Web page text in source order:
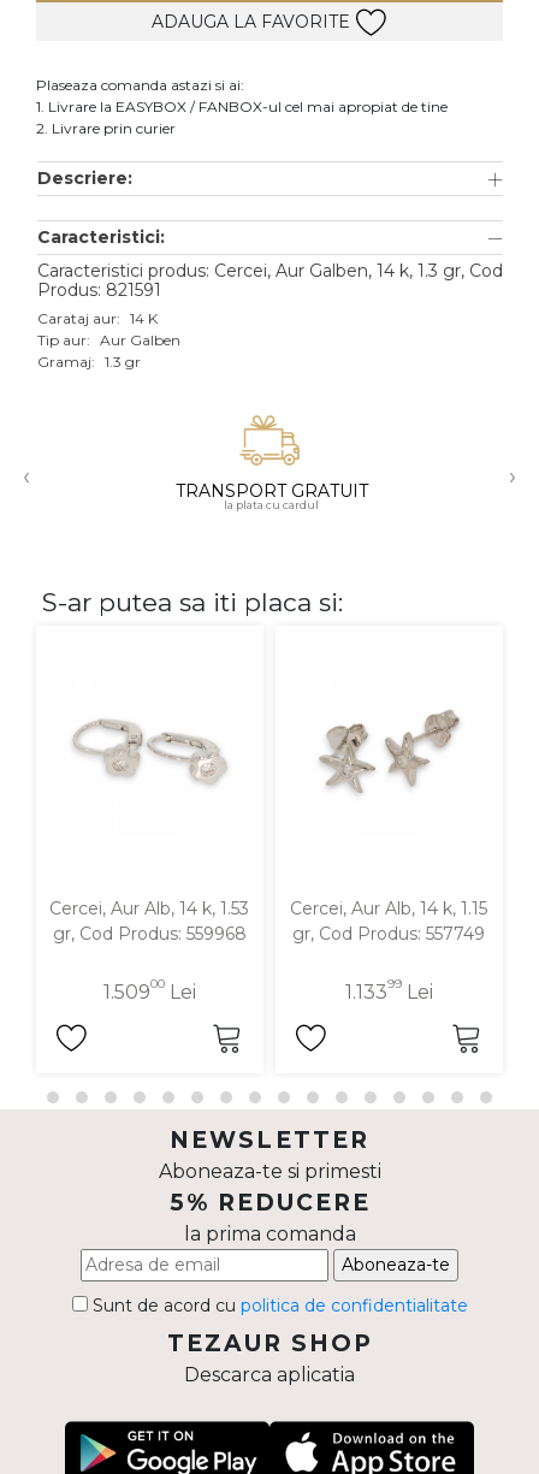
Accesorii
Aur alb
Aur roz
Aur mixt
18K
ADAUGA LA FAVORITE
Plaseaza comanda astazi si ai:
1. Livrare la EASYBOX / FANBOX-ul cel mai apropiat de tine
2. Livrare prin curier
Descriere:
Caracteristici:
Caracteristici produs: Cercei, Aur Galben, 14 k, 1.3 gr, Cod
Produs: 821591
Carataj aur: 14 K
Tip aur: Aur Galben
Gramaj: 1.3 gr
‹ TRANSPORT GRATUIT
la plata cu cardul
›
S-ar putea sa iti placa si:
Cercei, Aur Alb, 14 k, 1.53
gr, Cod Produs: 559968
1.50900Lei
Cercei, Aur Alb, 14 k, 1.15
gr, Cod Produs: 557749
1.13399Lei
NEWSLETTER
Aboneaza-te si primesti
5% REDUCERE
la prima comanda
Aboneaza-te
Sunt de acord cu politica de confidentialitate
TEZAUR SHOP
Descarca aplicatia